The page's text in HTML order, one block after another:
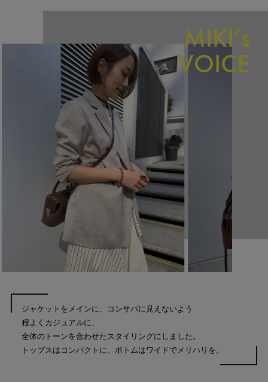
MIKI’s
VOICE
ジャケットをメインに、コンサバに見えないよう
程よくカジュアルに、
全体のトーンを合わせたスタイリングにしました。
トップスはコンパクトに、ボトムはワイドでメリハリを。